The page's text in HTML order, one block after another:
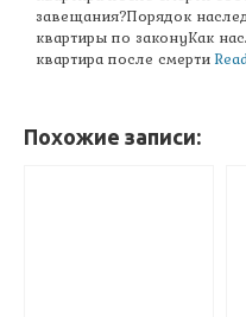
завещания?Порядок
квартиры по законуКак
квартира после смерти
Похожие записи: